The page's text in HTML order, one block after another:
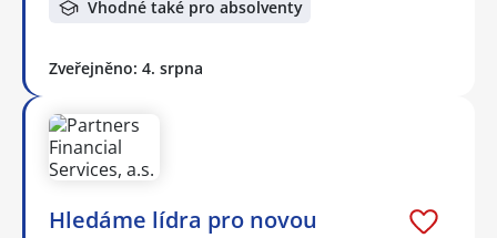
Vhodné také pro absolventy
Zveřejněno: 4. srpna
Hledáme lídra pro novou